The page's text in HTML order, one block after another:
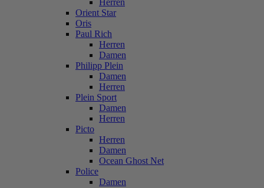
Herren
Orient Star
Oris
Paul Rich
Herren
Damen
Philipp Plein
Damen
Herren
Plein Sport
Damen
Herren
Picto
Herren
Damen
Ocean Ghost Net
Police
Damen